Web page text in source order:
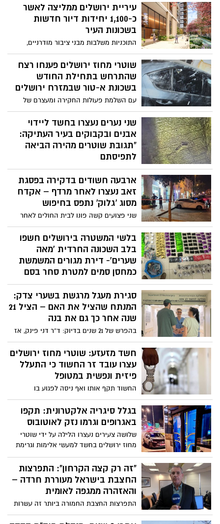
מחוז ירושלים הלילה, נעצרו 'בשעת מעשה'
שני חשודים בני משפחה, לחקירה שבסיומה
נכלא אחד המעורבים. מדובר במעצר נוסף
באלימות כלפי עובדי תחבורה ציבורית
עיריית ירושלים ממליצה לאשר
כ-1,100 יחידות דיור חדשות
בשכונות העיר
התוכניות משלבות מבני ציבור מודרניים,
חזיתות מסחריות תוססות, אזורי תעסוקה
ומרחבים ציבוריים פתוחים. תוכניות אלה
מבטאות את מחויבות העירייה לשדרוג
תשתיות, שיפור המרחב העירוני, ומענה מיטבי
שוטרי מחוז ירושלים פענחו רצח
שהתרחש בתחילת החודש
בשכונת א-טור שבמזרח ירושלים
עם השלמת פעולות החקירה ומעצרם של
ארבעת החשודים במעשה, צפוי כי בימים
הקרובים יוגש נגדם כתב אישום על ידי
הפרקליטות
שני נערים נעצרו בחשד ליידוי
אבנים ובקבוקים בעיר העתיקה:
“תגובת שוטרים מהירה הביאה
לתפיסתם
כוחות משטרת מרחב דוד ומג”ב ירושלים עצרו
הלילה שני חשודים בני 14 בחשד ליידוי
בלוקים ובקבוקים לעבר מבנה בעיר העתיקה.
לדיון בהארכת מעצרם
ארבעה חשודים בדקירה בפסגת
זאב נעצרו לאחר מרדף – אקדח
מסוג ‘גלוק’ נתפס בחיפוש
שני פצועים קשה פונו לבית החולים לאחר
קטטה אלימה בצפון ירושלים. הודות לתגובה
מהירה של שוטרי מחוז ירושלים ותצפיתני
מרכז השליטה, אותר רכב החשודים ונעצרו
ארבעת המעורבים במבשרת ציון. בחיפושים
שבוצעו בבתיהם אותר אקדח “גלוק”,
והחקירה הועברה לימ”ר ירושלים
בלשי המשטרה בירושלים חשפו
בלב השכונה החרדית 'מאה
שערים'- דירת מגורים המשמשת
כמחסן סמים למטרת סחר בסם
לאחר פעילות סמויה שערכו בלשי תחנת לב
הבירה שבמרחב ציון כנגד עבירות סחר
בסמים בעיר, נעצרה חשודה במעשה נעצרה
לחקירה ובחיפוש שנערך במקום, אותרו
סגירת מעגל מרגשת בשערי צדק:
המנתח שהציל את האם – הציל 21
שנה אחר כך גם את בנה
בהפרש של 21 שנים בדיוק: ד”ר דני פינק, אז
מנתח צעיר בשערי צדק, הציל את חייה של
אישה בהריון שסבלה מקרע באבי העורקים
— וכעבור שני עשורים הוזעק שוב כדי להציל
את חיי בנה, הלוחם הצעיר, שלקה באותו מצב
חשד מזעזע: שוטרי מחוז ירושלים
עצרו עובד זר החשוד כי התעלל
פיזית ונפשית במטופל
החשוד תקף אותו ואף ניסה לפגוע בו
באמצעות כלי חד. עם הגעת השוטרים לדירה,
החשוד התנגד למעצר ותקף גם אותם.
לבקשת המשטרה, בית המשפט האריך את
בגלל סיגריה אלקטרונית: תקפו
באגרופים וגרמו נזק לאוטובוס
שלושה צעירים נעצרו הלילה על ידי שוטרי
מחוז ירושלים בחשד למעשי אלימות וגרימת
נזק
"זה רק קצה הקרחון": התפרצות
החצבת בישראל מעוררת חרדה –
והאזהרה ממגפה לאומית
התפרצות החצבת החמורה ביותר זה עשרות
שנים ממשיכה להתפשט – ומומחי בריאות